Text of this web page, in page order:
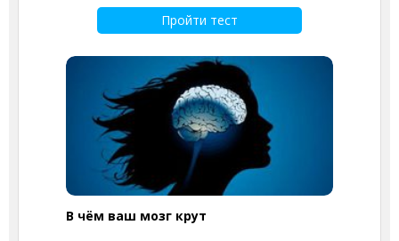
Пройти тест
В чём ваш мозг крут